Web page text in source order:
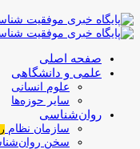
صفحه اصلی
علمی و دانشگاهی
علوم انسانی
سایر حوزه‌ها
روان‌شناسی
سازمان نظام
سخن